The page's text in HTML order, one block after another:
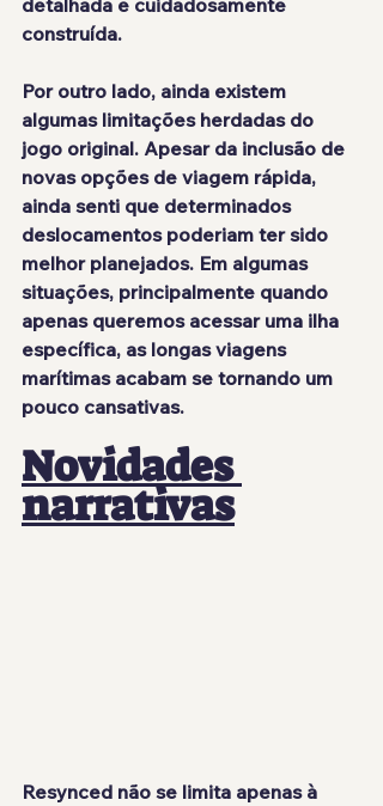
detalhada e cuidadosamente
construída.
Por outro lado, ainda existem
algumas limitações herdadas do
jogo original. Apesar da inclusão de
novas opções de viagem rápida,
ainda senti que determinados
deslocamentos poderiam ter sido
melhor planejados. Em algumas
situações, principalmente quando
apenas queremos acessar uma ilha
específica, as longas viagens
marítimas acabam se tornando um
pouco cansativas.
Novidades
narrativas
Resynced não se limita apenas à